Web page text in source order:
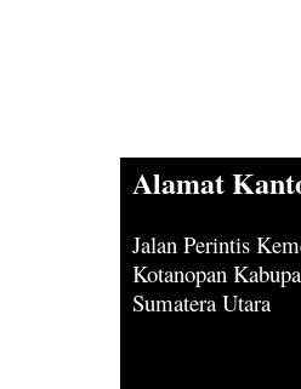
Alamat
Jalan Perintis
Kotanopan
Sumatera Utara